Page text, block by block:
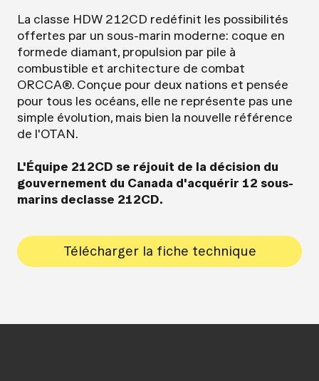
La classe HDW 212CD redéfinit les possibilités
offertes par un sous-marin moderne: coque en
formede diamant, propulsion par pile à
combustible et architecture de combat
ORCCA®. Conçue pour deux nations et pensée
pour tous les océans, elle ne représente pas une
simple évolution, mais bien la nouvelle référence
de l'OTAN.
L'Équipe 212CD se réjouit de la décision du
gouvernement du Canada d'acquérir 12 sous-
marins declasse 212CD.
Télécharger la fiche technique